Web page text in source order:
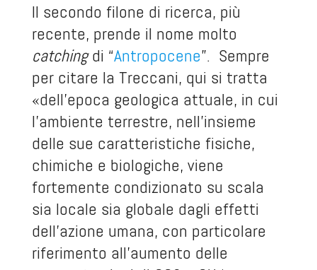
Il secondo filone di ricerca, più
recente, prende il nome molto
catchingdi “Antropocene”. Sempre
per citare la Treccani, qui si tratta
«dell’epoca geologica attuale, in cui
l’ambiente terrestre, nell’insieme
delle sue caratteristiche fisiche,
chimiche e biologiche, viene
fortemente condizionato su scala
sia locale sia globale dagli effetti
dell’azione umana, con particolare
riferimento all’aumento delle